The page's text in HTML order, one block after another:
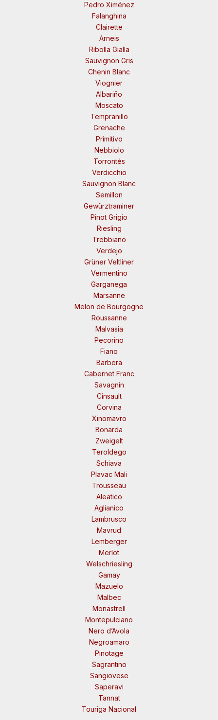
Pedro Ximénez
Falanghina
Clairette
Arneis
Ribolla Gialla
Sauvignon Gris
Chenin Blanc
Viognier
Albariño
Moscato
Tempranillo
Grenache
Primitivo
Nebbiolo
Torrontés
Verdicchio
Sauvignon Blanc
Semillon
Gewürztraminer
Pinot Grigio
Riesling
Trebbiano
Verdejo
Grüner Veltliner
Vermentino
Garganega
Marsanne
Melon de Bourgogne
Roussanne
Malvasia
Pecorino
Fiano
Barbera
Cabernet Franc
Savagnin
Cinsault
Corvina
Xinomavro
Bonarda
Zweigelt
Teroldego
Schiava
Plavac Mali
Trousseau
Aleatico
Aglianico
Lambrusco
Mavrud
Lemberger
Merlot
Welschriesling
Gamay
Mazuelo
Malbec
Monastrell
Montepulciano
Nero d’Avola
Negroamaro
Pinotage
Sagrantino
Sangiovese
Saperavi
Tannat
Touriga Nacional